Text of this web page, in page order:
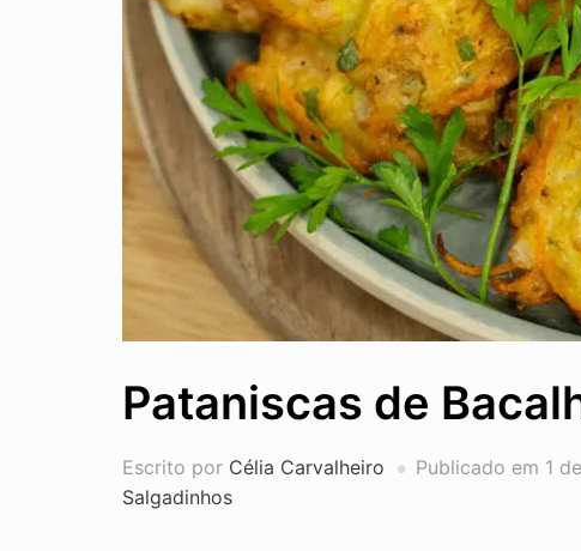
Pataniscas de
Escrito por Célia Carvalheiro Publicado em 1
Salgadinhos